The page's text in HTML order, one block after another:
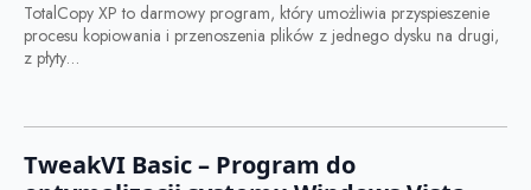
TotalCopy XP to darmowy program, który umożliwia przyspieszenie
procesu kopiowania i przenoszenia plików z jednego dysku na drugi,
z płyty…
TweakVI Basic – Program do